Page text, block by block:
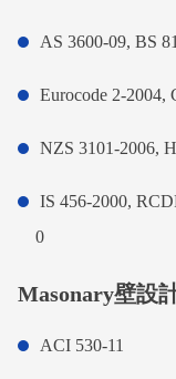
AS 3600-09, BS
Eurocode 2-2004,
NZS 3101-2006,
IS 456-2000,
0
Masonary壁設
ACI 530-11